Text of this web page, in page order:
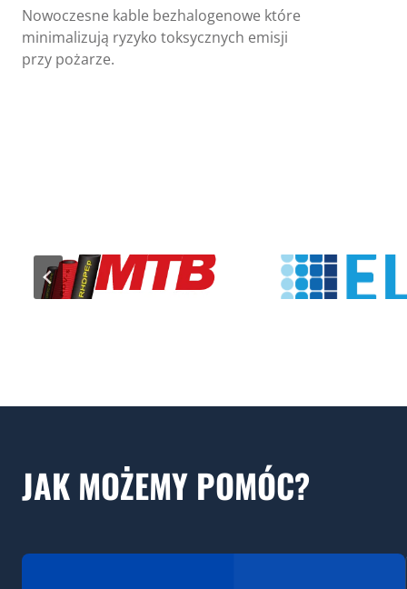
Nowoczesne kable bezhalogenowe które
minimalizują ryzyko toksycznych emisji
przy pożarze.
JAK MOŻEMY POMÓC?